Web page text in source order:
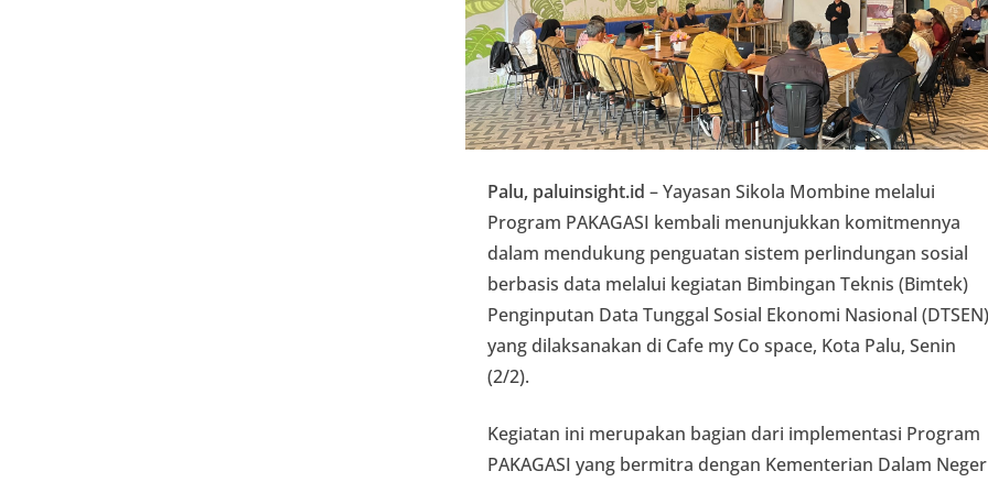
Palu, paluinsight.id – Yayasan Sikola Mombine melalui
Program PAKAGASI kembali menunjukkan komitmennya
dalam mendukung penguatan sistem perlindungan sosial
berbasis data melalui kegiatan Bimbingan Teknis (Bimtek)
Penginputan Data Tunggal Sosial Ekonomi Nasional (DTSEN)
yang dilaksanakan di Cafe my Co space, Kota Palu, Senin
(2/2).
Kegiatan ini merupakan bagian dari implementasi Program
PAKAGASI yang bermitra dengan Kementerian Dalam